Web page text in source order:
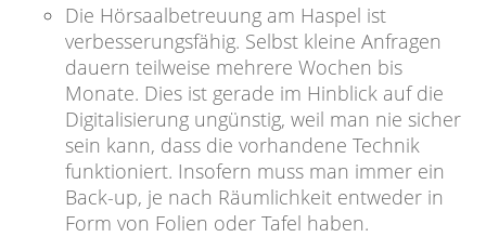
Die Hörsaalbetreuung am Haspel ist
verbesserungsfähig. Selbst kleine Anfragen
dauern teilweise mehrere Wochen bis
Monate. Dies ist gerade im Hinblick auf die
Digitalisierung ungünstig, weil man nie sicher
sein kann, dass die vorhandene Technik
funktioniert. Insofern muss man immer ein
Back-up, je nach Räumlichkeit entweder in
Form von Folien oder Tafel haben.